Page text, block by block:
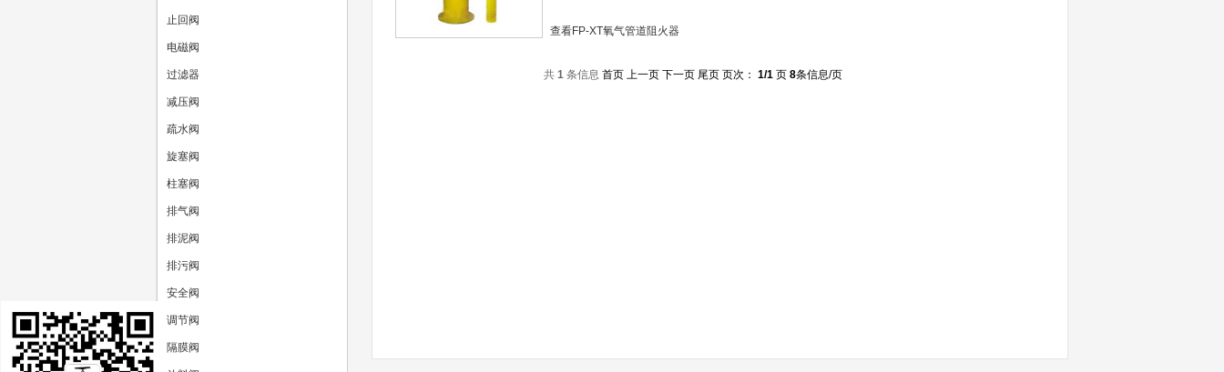
止回阀
电磁阀
过滤器
减压阀
疏水阀
旋塞阀
柱塞阀
排气阀
排泥阀
排污阀
安全阀
调节阀
隔膜阀
查看FP-XT氧气管道阻火器
共 1 条信息 首页 上一页 下一页 尾页 页次： 1/1 页 8条信息/页